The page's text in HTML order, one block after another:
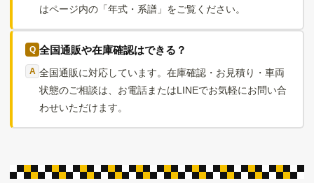
はページ内の「年式・系譜」をご覧ください。
全国通販や在庫確認はできる？
全国通販に対応しています。在庫確認・お見積り・車両
状態のご相談は、お電話またはLINEでお気軽にお問い合
わせいただけます。